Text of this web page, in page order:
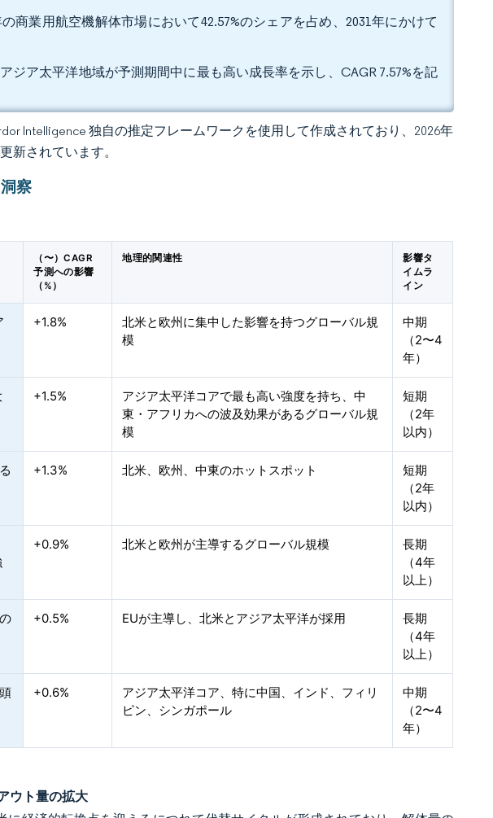
商業用航空機解体市場において42.57%のシェアを占め、2031年にかけて
ジア太平洋地域が予測期間中に最も高い成長率を示し、CAGR 7.57%を記
Intelligence 独自の推定フレームワークを使用して作成されており、2026年
新されています。
察
（〜）CAGR
予測への影響
（%）
地理的関連性
影響タ
イムラ
イン
+1.8%
北米と欧州に集中した影響を持つグローバル規
模
中期
（2〜4
年）
+1.5%
アジア太平洋コアで最も高い強度を持ち、中
東・アフリカへの波及効果があるグローバル規
模
短期
（2年
以内）
+1.3% 北米、欧州、中東のホットスポット
短期
（2年
以内）
+0.9% 北米と欧州が主導するグローバル規模
長期
（4年
以上）
+0.5% EUが主導し、北米とアジア太平洋が採用
長期
（4年
以上）
+0.6%
アジア太平洋コア、特に中国、インド、フィリ
ピン、シンガポール
中期
（2〜4
年）
ウト量の拡大